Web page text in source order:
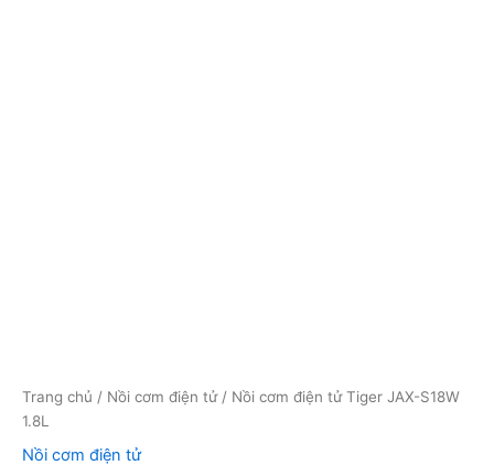
Trang chủ / Nồi cơm điện tử/ Nồi cơm điện tử Tiger JAX-S18W
1.8L
Nồi cơm điện tử